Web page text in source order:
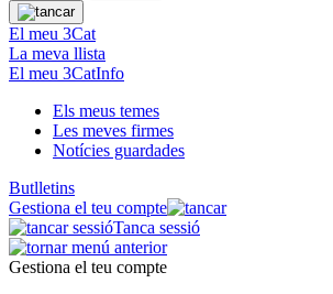
El meu 3Cat
La meva llista
El meu 3CatInfo
Els meus temes
Les meves firmes
Notícies guardades
Butlletins
Gestiona el teu compte
Tanca sessió
Gestiona el teu compte